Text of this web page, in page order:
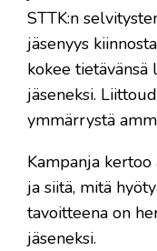
STTK:n
jäsenyys
kokee
jäseneksi.
ymmärrystä
Kampanja
ja siitä, mitä
tavoitteena on
jäseneksi.